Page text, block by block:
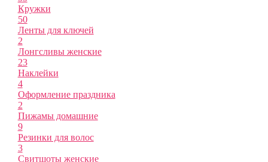
Кружки
50
Ленты для ключей
2
Лонгсливы женские
23
Наклейки
4
Оформление праздника
2
Пижамы домашние
9
Резинки для волос
3
Свитшоты женские